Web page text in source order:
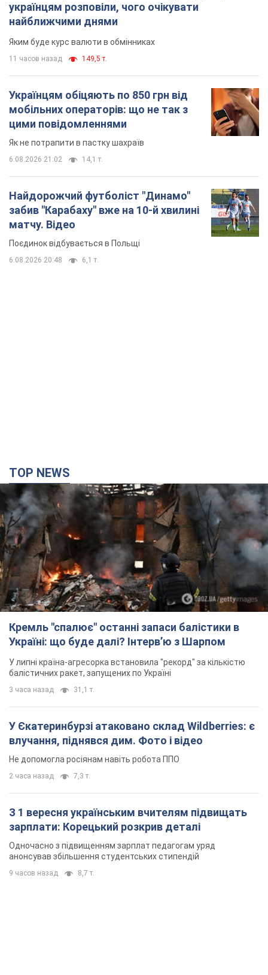
українцям розповіли, чого очікувати
найближчими днями
Яким буде курс валюти в обмінниках
11 часов назад 149,5 т.
Українцям обіцяють по 850 грн від
мобільних операторів: що не так з
цими повідомленнями
Як не потрапити в пастку шахраїв
6.08.2026 21:02 14,1 т.
Найдорожчий футболіст "Динамо"
забив "Карабаху" вже на 10-й хвилині
матчу. Відео
Поєдинок відбувається в Польщі
6.08.2026 20:48 6,1 т.
TOP NEWS
Кремль "спалює" останні запаси балістики в
Україні: що буде далі? Інтерв’ю з Шарпом
У липні країна-агресорка встановила "рекорд" за кількістю
балістичних ракет, запущених по Україні
3 часа назад 31,1 т.
У Єкатеринбурзі атаковано склад Wildberries: є
влучання, піднявся дим. Фото і відео
Не допомогла росіянам навіть робота ППО
2 часа назад 7,3 т.
З 1 вересня українським вчителям підвищать
зарплати: Корецький розкрив деталі
Одночасно з підвищенням зарплат педагогам уряд
анонсував збільшення студентських стипендій
9 часов назад 8,7 т.